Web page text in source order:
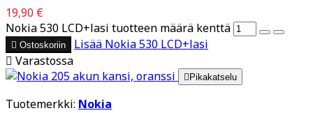
19,90 €
Nokia 530 LCD+lasi tuotteen määrä kenttä
 Ostoskoriin Lisää Nokia 530 LCD+lasi
 Varastossa
 Pikakatselu
Tuotemerkki: Nokia